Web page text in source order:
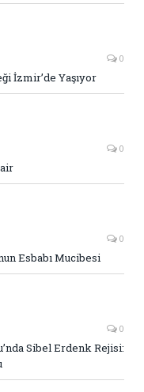
0
İzmir’de Yaşıyor
0
0
Esbabı Mucibesi
0
Sibel Erdenk Rejisi: